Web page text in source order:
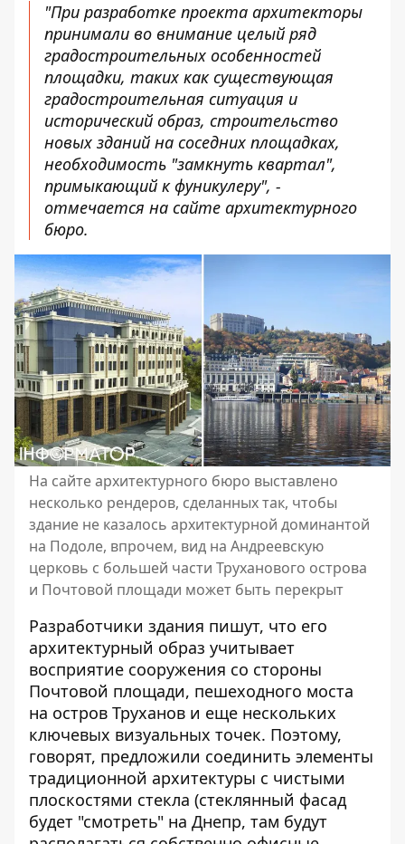
"При разработке проекта архитекторы
принимали во внимание целый ряд
градостроительных особенностей
площадки, таких как существующая
градостроительная ситуация и
исторический образ, строительство
новых зданий на соседних площадках,
необходимость "замкнуть квартал",
примыкающий к фуникулеру", -
отмечается на сайте архитектурного
бюро.
На сайте архитектурного бюро выставлено
несколько рендеров, сделанных так, чтобы
здание не казалось архитектурной доминантой
на Подоле, впрочем, вид на Андреевскую
церковь с большей части Труханового острова
и Почтовой площади может быть перекрыт
Разработчики здания пишут, что его
архитектурный образ учитывает
восприятие сооружения со стороны
Почтовой площади, пешеходного моста
на остров Труханов и еще нескольких
ключевых визуальных точек. Поэтому,
говорят, предложили соединить элементы
традиционной архитектуры с чистыми
плоскостями стекла (стеклянный фасад
будет "смотреть" на Днепр, там будут